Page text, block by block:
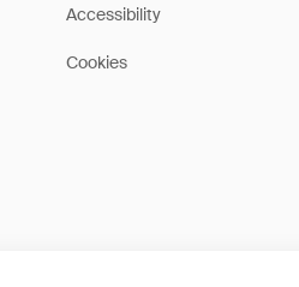
Accessibility
Cookies